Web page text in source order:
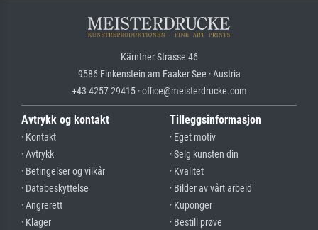
Kärntner Strasse 46
9586 Finkenstein am Faaker See · Austria
+43 4257 29415 · office@meisterdrucke.com
Avtrykk og kontakt
· Kontakt
· Avtrykk
· Betingelser og vilkår
· Databeskyttelse
· Angrerett
· Klager
Tilleggsinformasjon
· Eget motiv
· Selg kunsten din
· Kvalitet
· Bilder av vårt arbeid
· Kuponger
· Bestill prøve